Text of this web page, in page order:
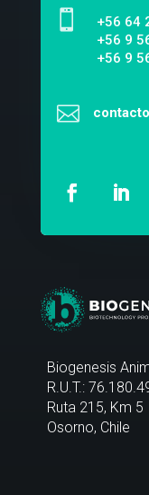

‎+56 64
+56 9
+56 9

Biogenesis
R.U.T.:
Ruta 215, Km 5
Osorno, Chile